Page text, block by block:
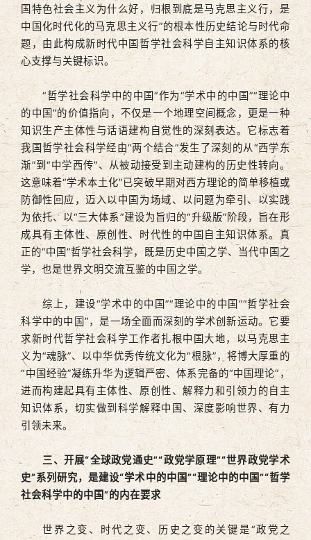
国特色社会主义为什么好，归根到底是马克思主义行，是
中国化时代化的马克思主义行”的根本性历史结论与时代命
题，由此构成新时代中国哲学社会科学自主知识体系的核
心支撑与关键标识。
“哲学社会科学中的中国”作为“学术中的中国”“理论中
的中国”的价值指向，不仅是一个地理空间概念，更是一种
知识生产主体性与话语建构自觉性的深刻表达。它标志着
我国哲学社会科学经由“两个结合”发生了深刻的从“西学东
渐”到“中学西传”、从被动接受到主动建构的历史性转向。
这意味着“学术本土化”已突破早期对西方理论的简单移植或
防御性回应，迈入以中国为场域、以问题为牵引、以实践
为依托、以“三大体系”建设为旨归的“升级版”阶段，旨在形
成具有主体性、原创性、时代性的中国自主知识体系。真
正的“中国”哲学社会科学，既是历史中国之学、当代中国之
学，也是世界文明交流互鉴的中国之学。
综上，建设“学术中的中国”“理论中的中国”“哲学社会
科学中的中国”，是一场全面而深刻的学术创新运动。它要
求新时代哲学社会科学工作者扎根中国大地，以马克思主
义为“魂脉”、以中华优秀传统文化为“根脉”，将博大厚重的
“中国经验”凝练升华为逻辑严密、体系完备的“中国理论”，
进而构建起具有主体性、原创性、解释力和引领力的自主
知识体系，切实做到科学解释中国、深度影响世界、有力
引领未来。
三、开展“全球政党通史”“政党学原理”“世界政党学术
史”系列研究，是建设“学术中的中国”“理论中的中国”“哲学
社会科学中的中国”的内在要求
世界之变、时代之变、历史之变的关键是“政党之